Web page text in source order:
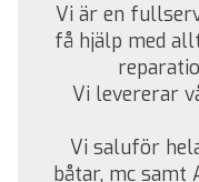
Vi är en
få hjälp med
Vi levererar
Vi saluför
båtar, mc samt